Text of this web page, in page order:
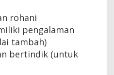
rohani
pengalaman
tambah)
bertindik (untuk